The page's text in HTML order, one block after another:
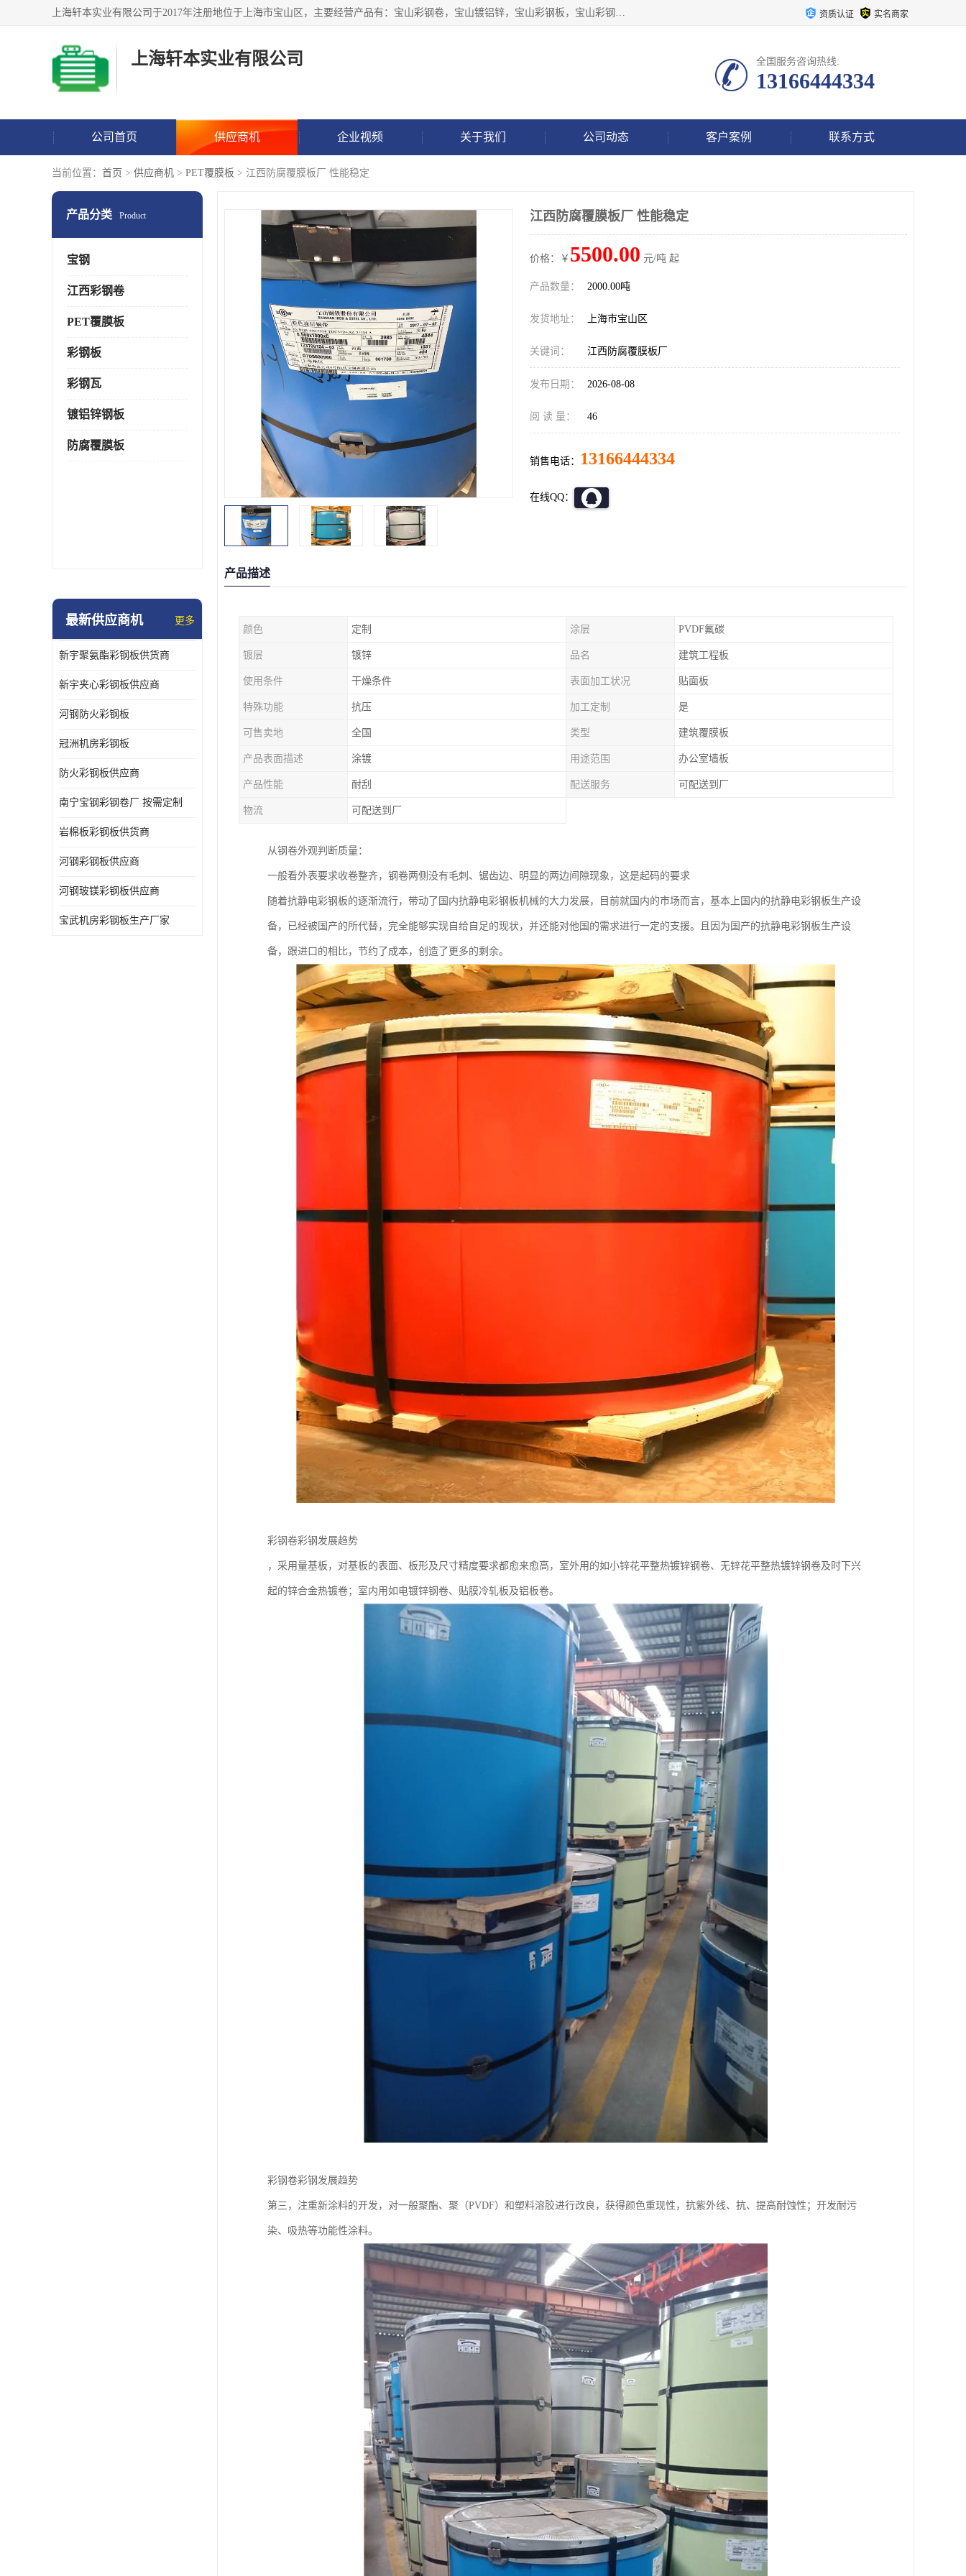
上海轩本实业有限公司于2017年注册地位于上海市宝山区，主要经营产品有：宝山彩钢卷，宝山镀铝锌，宝山彩钢板，宝山彩钢瓦等产品的生产和销售。 资质认证 实名商家
上海轩本实业有限公司 全国服务咨询热线:
13166444334
公司首页 供应商机 企业视频 关于我们 公司动态 客户案例 联系方式
当前位置： 首页 > 供应商机 > PET覆膜板 > 江西防腐覆膜板厂 性能稳定
产品分类 Product
宝钢
江西彩钢卷
PET覆膜板
彩钢板
彩钢瓦
镀铝锌钢板
防腐覆膜板
最新供应商机 更多
新宇聚氨酯彩钢板供货商
新宇夹心彩钢板供应商
河钢防火彩钢板
冠洲机房彩钢板
防火彩钢板供应商
南宁宝钢彩钢卷厂 按需定制
岩棉板彩钢板供货商
河钢彩钢板供应商
河钢玻镁彩钢板供应商
宝武机房彩钢板生产厂家
江西防腐覆膜板厂 性能稳定
价格：￥ 5500.00 元/吨 起
产品数量： 2000.00吨
发货地址： 上海市宝山区
关键词： 江西防腐覆膜板厂
发布日期： 2026-08-08
阅 读 量： 46
销售电话： 13166444334
在线QQ：
产品描述
颜色 定制 涂层 PVDF氟碳
镀层 镀锌 品名 建筑工程板
使用条件 干燥条件 表面加工状况 贴面板
特殊功能 抗压 加工定制 是
可售卖地 全国 类型 建筑覆膜板
产品表面描述 涂镀 用途范围 办公室墙板
产品性能 耐刮 配送服务 可配送到厂
物流 可配送到厂
从钢卷外观判断质量：
一般看外表要求收卷整齐，钢卷两侧没有毛刺、锯齿边、明显的两边间隙现象，这是起码的要求
随着抗静电彩钢板的逐渐流行，带动了国内抗静电彩钢板机械的大力发展，目前就国内的市场而言，基本上国内的抗静电彩钢板生产设
备，已经被国产的所代替，完全能够实现自给自足的现状，并还能对他国的需求进行一定的支援。且因为国产的抗静电彩钢板生产设
备，跟进口的相比，节约了成本，创造了更多的剩余。
彩钢卷彩钢发展趋势
，采用量基板，对基板的表面、板形及尺寸精度要求都愈来愈高，室外用的如小锌花平整热镀锌钢卷、无锌花平整热镀锌钢卷及时下兴
起的锌合金热镀卷；室内用如电镀锌钢卷、贴膜冷轧板及铝板卷。
彩钢卷彩钢发展趋势
第三，注重新涂料的开发，对一般聚酯、聚（PVDF）和塑料溶胶进行改良，获得颜色重现性，抗紫外线、抗、提高耐蚀性；开发耐污
染、吸热等功能性涂料。